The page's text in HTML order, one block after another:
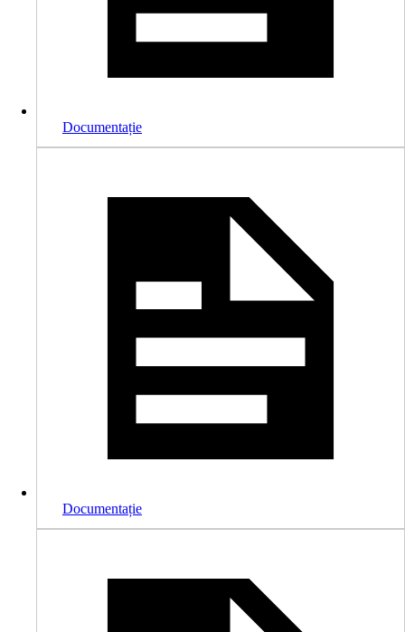
Documentație
Documentație